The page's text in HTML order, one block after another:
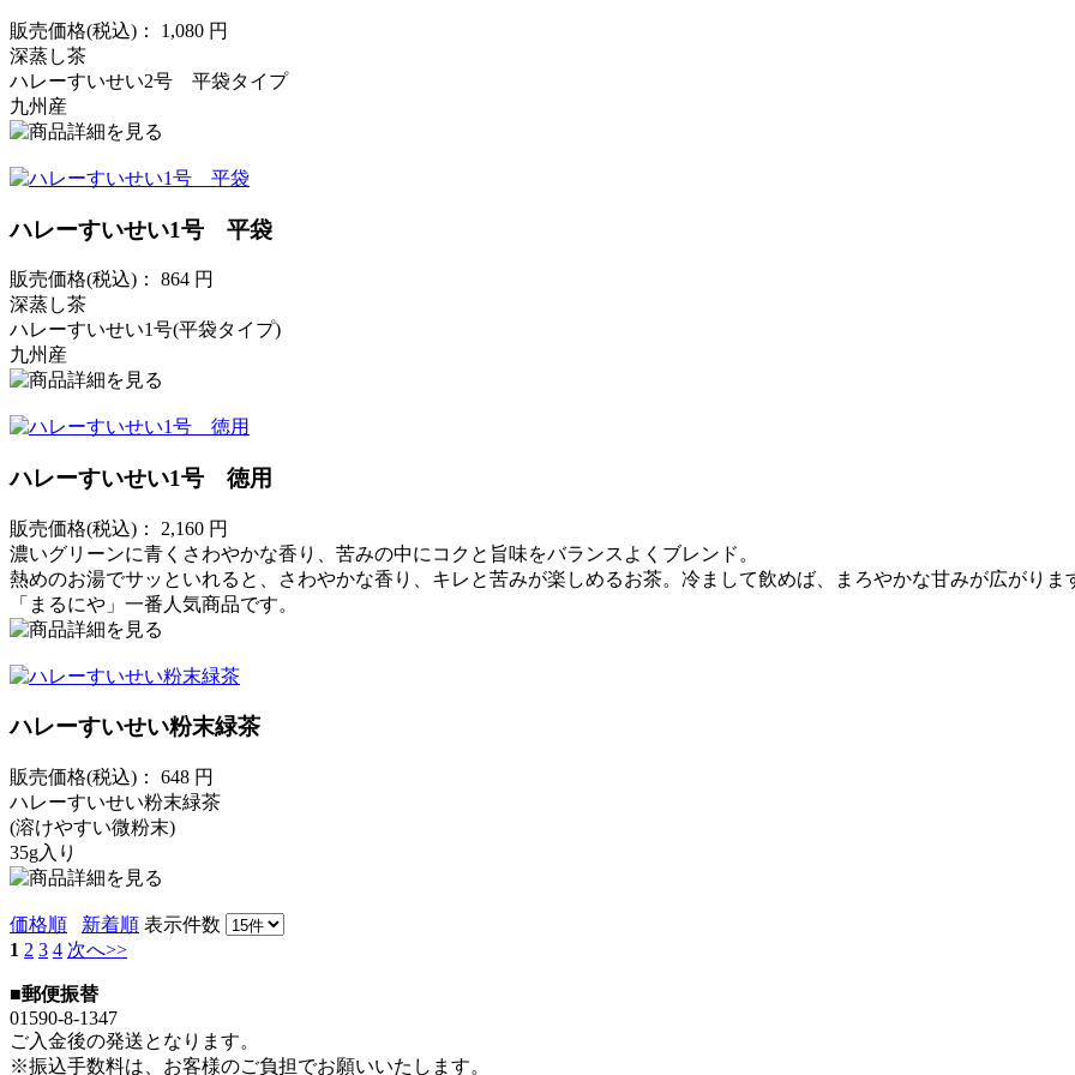
販売価格(税込)： 1,080 円
深蒸し茶
ハレーすいせい2号 平袋タイプ
九州産
ハレーすいせい1号 平袋
販売価格(税込)： 864 円
深蒸し茶
ハレーすいせい1号(平袋タイプ)
九州産
ハレーすいせい1号 徳用
販売価格(税込)： 2,160 円
濃いグリーンに青くさわやかな香り、苦みの中にコクと旨味をバランスよくブレンド。
熱めのお湯でサッといれると、さわやかな香り、キレと苦みが楽しめるお茶。冷まして飲めば、まろやかな甘みが広がりま
「まるにや」一番人気商品です。
ハレーすいせい粉末緑茶
販売価格(税込)： 648 円
ハレーすいせい粉末緑茶
(溶けやすい微粉末)
35g入り
価格順 新着順 表示件数
1 2 3 4 次へ>>
■郵便振替
01590-8-1347
ご入金後の発送となります。
※振込手数料は、お客様のご負担でお願いいたします。